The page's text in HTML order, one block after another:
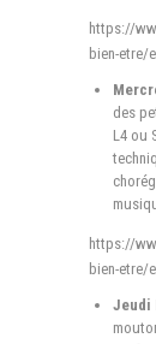
https://
bien-etre/
des
L4 ou
https://
bien-etre/
Jeudi